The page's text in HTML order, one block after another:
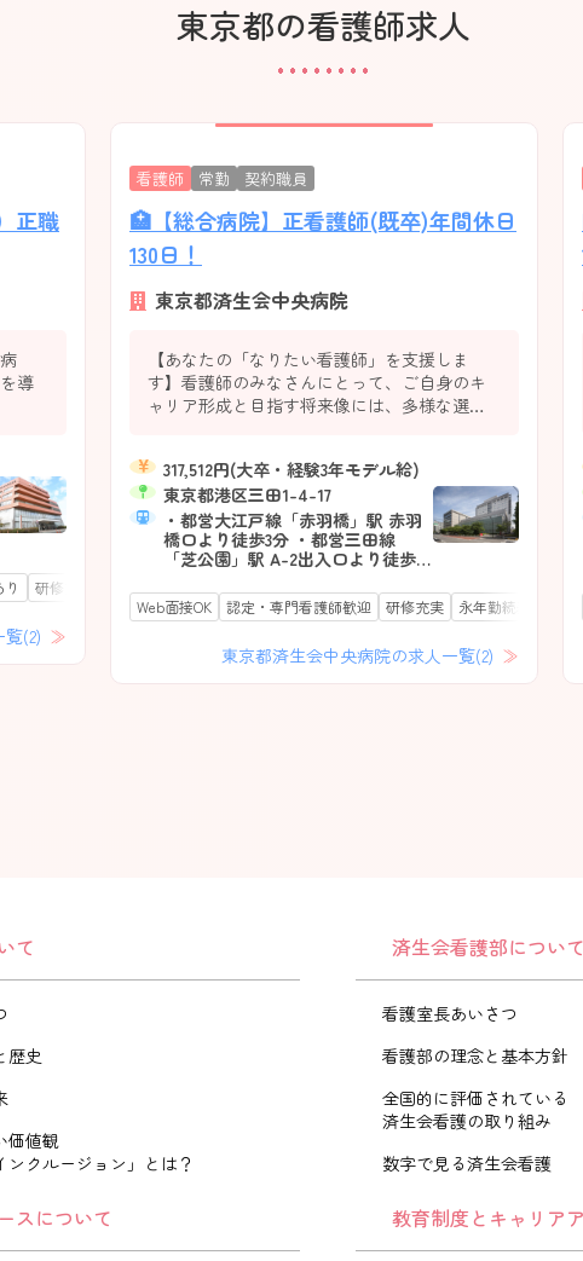
東京都の看護師求人
正職
導
研修充実
(2)
看護師 常勤 契約職員
🏥【総合病院】正看護師(既卒)年間休日
130日！
東京都済生会中央病院
【あなたの「なりたい看護師」を支援しま
す】看護師のみなさんにとって、ご自身のキ
ャリア形成と目指す将来像には、多様な選択
独自の看護師サポートシステムを導入し、あ
なたが目指す「なりたい看護師」を実現でき
るよう全力で支援します。
317,512円(大卒・経験3年モデル給)
東京都港区三田1-4-17
・都営大江戸線「赤羽橋」駅 赤羽
橋口より徒歩3分 ・都営三田線
「芝公園」駅 A-2出入口より徒歩10
番」駅 3番出入口より徒歩10分 ・
山手線、京浜東北線「田町駅」三
Web面接OK 認定・専門看護師歓迎 研修充実 永年勤続表彰あり
東京都済生会中央病院の求人一覧(2)
て
歴史
価値観
ンクルージョン」とは？
済生会看護部について
看護室長あいさつ
看護部の理念と基本方針
全国的に評価されている
済生会看護の取り組み
数字で見る済生会看護
スについて 教育制度とキャリア